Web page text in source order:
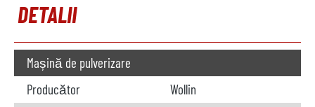
DETALII
Mașină de pulverizare
Producător
Wollin